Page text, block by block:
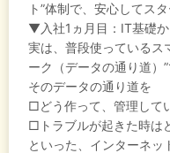
ト”体制で、安心してス
▼入社1ヵ月目：IT基礎か
実は、普段使っているス
ーク（データの通り道）
そのデータの通り道を
□どう作って、管理して
□トラブルが起きた時は
といった、インターネ